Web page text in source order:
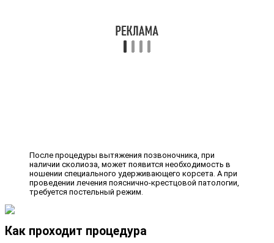
После процедуры вытяжения позвоночника, при
наличии сколиоза, может появится необходимость в
ношении специального удерживающего корсета. А при
проведении лечения пояснично-крестцовой патологии,
требуется постельный режим.
Как проходит процедура